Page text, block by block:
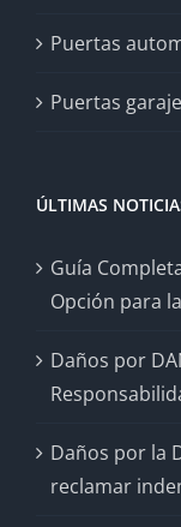
Puertas
Puertas
ÚLTIMAS
Guía
Opción para
Daños por
Daños por la
reclamar